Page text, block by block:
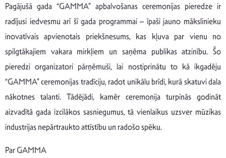
Pagājušā gada “GAMMA” apbalvošanas ceremonijas pieredze ir
radījusi iedvesmu arī šī gada programmai – īpaši jauno mākslinieku
inovatīvais apvienotais priekšnesums, kas kļuva par vienu no
spilgtākajiem vakara mirkļiem un saņēma publikas atzinību. Šo
pieredzi organizatori pārņēmuši, lai nostiprinātu to kā ikgadēju
“GAMMA” ceremonijas tradīciju, radot unikālu brīdi, kurā skatuvi dala
nākotnes talanti. Tādējādi, kamēr ceremonija turpinās godināt
aizvadītā gada izcilākos sasniegumus, tā vienlaikus uzsver mūzikas
industrijas nepārtraukto attīstību un radošo spēku.
Par GAMMA